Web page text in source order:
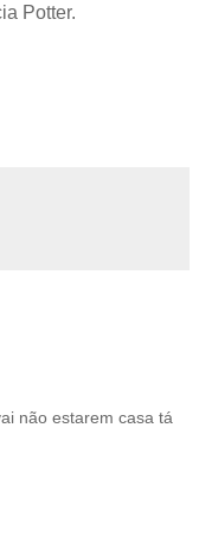
Potter.
não estarem casa tá